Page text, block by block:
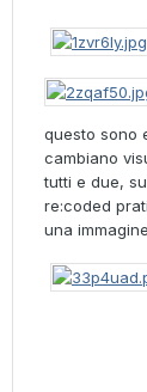
questo sono
cambiano
tutti e due,
re:coded
una immagine